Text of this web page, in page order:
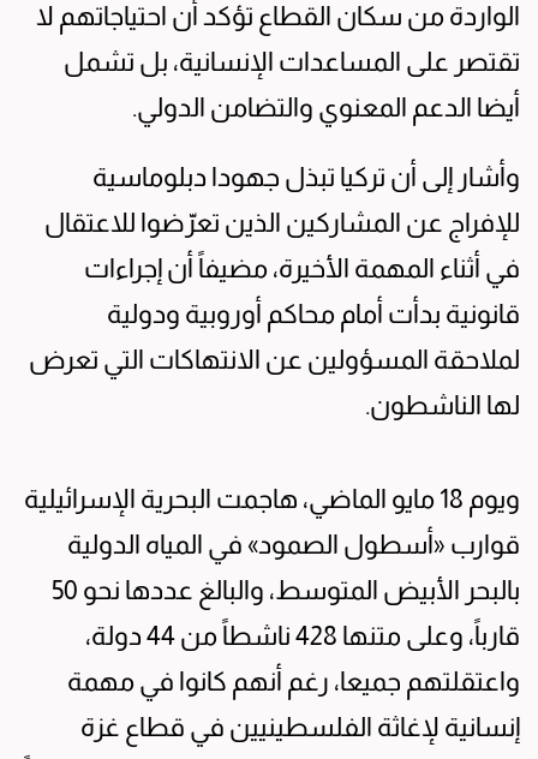
الواردة من سكان القطاع تؤكد أن احتياجاتهم لا
تقتصر على المساعدات الإنسانية، بل تشمل
أيضا الدعم المعنوي والتضامن الدولي.
وأشار إلى أن تركيا تبذل جهودا دبلوماسية
للإفراج عن المشاركين الذين تعرّضوا للاعتقال
في أثناء المهمة الأخيرة، مضيفاً أن إجراءات
قانونية بدأت أمام محاكم أوروبية ودولية
لملاحقة المسؤولين عن الانتهاكات التي تعرض
لها الناشطون.
ويوم 18 مايو الماضي، هاجمت البحرية الإسرائيلية
قوارب «أسطول الصمود» في المياه الدولية
بالبحر الأبيض المتوسط، والبالغ عددها نحو 50
قارباً، وعلى متنها 428 ناشطاً من 44 دولة،
واعتقلتهم جميعا، رغم أنهم كانوا في مهمة
إنسانية لإغاثة الفلسطينيين في قطاع غزة